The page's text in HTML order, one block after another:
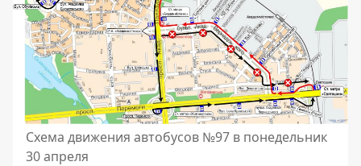
Схема движения автобусов №97 в понедельник
30 апреля